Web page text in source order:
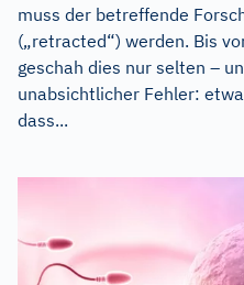
muss der betreffende
(„retracted“) werden. Bis
geschah dies nur selten –
unabsichtlicher Fehler:
dass...